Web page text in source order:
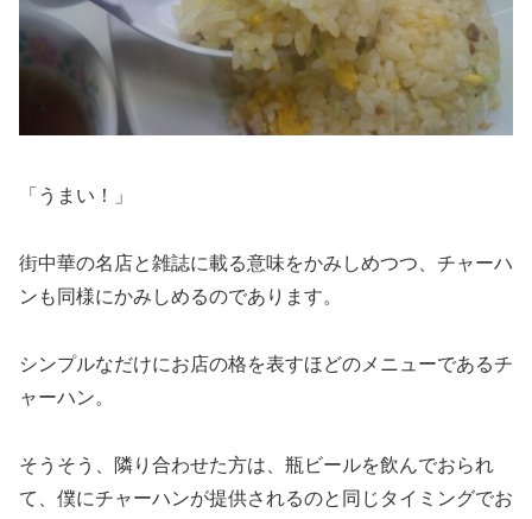
「うまい！」
街中華の名店と雑誌に載る意味をかみしめつつ、チャーハ
ンも同様にかみしめるのであります。
シンプルなだけにお店の格を表すほどのメニューであるチ
ャーハン。
そうそう、隣り合わせた方は、瓶ビールを飲んでおられ
て、僕にチャーハンが提供されるのと同じタイミングでお